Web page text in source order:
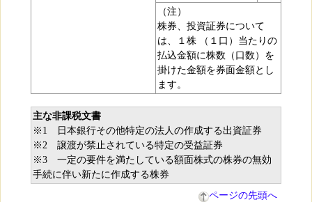
（注）
株券、投資証券について
は、１株 （１口）当たりの
払込金額に株数（口数）を
掛けた金額を券面金額とし
ます。
主な非課税文書
※1 日本銀行その他特定の法人の作成する出資証券
※2 譲渡が禁止されている特定の受益証券
※3 一定の要件を満たしている額面株式の株券の無効
手続に伴い新たに作成する株券
ページの先頭へ